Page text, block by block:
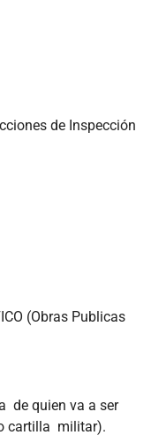
de Inspección
(Obras Publicas
de quien va a ser
cartilla militar).